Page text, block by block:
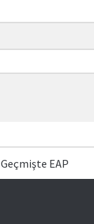
Geçmişte EAP